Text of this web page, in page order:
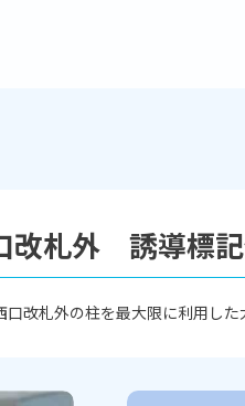
改札外 誘導標
改札外の柱を最大限に利用した